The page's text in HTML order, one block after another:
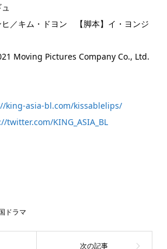
ヒ／キム・ドヨン 【脚本】イ・ヨンジ
Moving Pictures Company Co., Ltd.
king-asia-bl.com/kissablelips/
twitter.com/KING_ASIA_BL
ドラマ